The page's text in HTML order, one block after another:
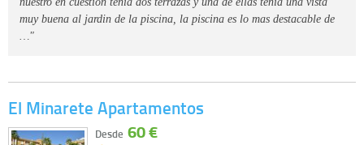
muy buena al jardin de la piscina, la piscina es lo mas destacable de
…"
El Minarete Apartamentos
Desde 60 €